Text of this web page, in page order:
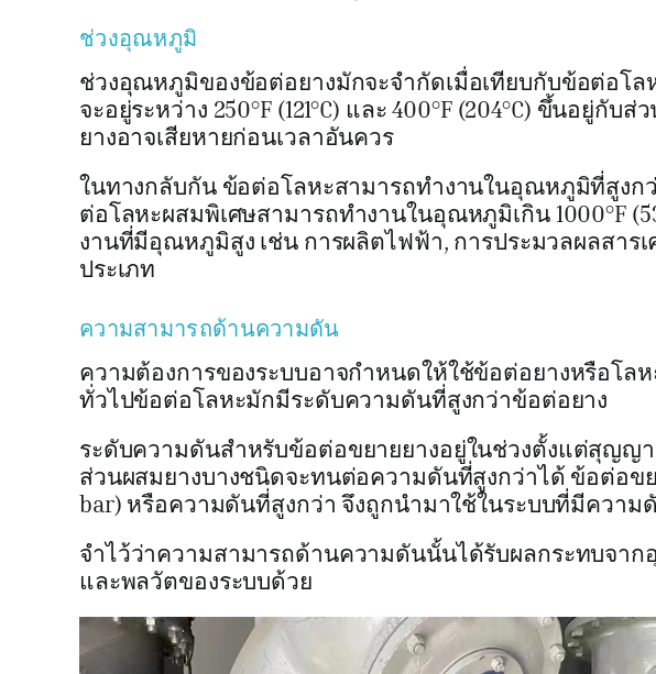
ช่วงอุณหภูมิ
ช่วงอุณหภูมิของข้อต่อยางมักจะจำกัดเมื่อเทียบกับข้อต่อโ
จะอยู่ระหว่าง 250°F (121°C) และ 400°F (204°C) ขึ้นอยู่
ยางอาจเสียหายก่อนเวลาอันควร
ในทางกลับกัน ข้อต่อโลหะสามารถทำงานในอุณหภูมิที่สูงก
ต่อโลหะผสมพิเศษสามารถทำงานในอุณหภูมิเกิน 1000°F
งานที่มีอุณหภูมิสูง เช่น การผลิตไฟฟ้า, การประมวลผลสาร
ประเภท
ความสามารถด้านความดัน
ความต้องการของระบบอาจกำหนดให้ใช้ข้อต่อยางหรือโ
ทั่วไปข้อต่อโลหะมักมีระดับความดันที่สูงกว่าข้อต่อยาง
ระดับความดันสำหรับข้อต่อขยายยางอยู่ในช่วงตั้งแต่สุญญา
ส่วนผสมยางบางชนิดจะทนต่อความดันที่สูงกว่าได้ ข้อต่อข
bar) หรือความดันที่สูงกว่า จึงถูกนำมาใช้ในระบบที่มีความ
จำไว้ว่าความสามารถด้านความดันนั้นได้รับผลกระทบจา
และพลวัตของระบบด้วย